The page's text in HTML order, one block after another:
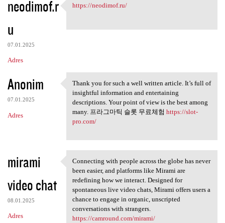
neodimof.r
u
07.01.2025
Adres
https://neodimof.ru/
https://neodimof.ru/
Anonim
07.01.2025
Adres
Thank you for such a well
Thank you for such a well written article. It’s full of
insightful information and entertaining
descriptions. Your point of view is the best among
many. 프라그마틱 슬롯 무료체험 https://slot-
pro.com/
mirami
video chat
08.01.2025
Adres
Connecting with people across
Connecting with people across the globe has never
been easier, and platforms like Mirami are
redefining how we interact. Designed for
spontaneous live video chats, Mirami offers users a
chance to engage in organic, unscripted
conversations with strangers.
https://camround.com/mirami/